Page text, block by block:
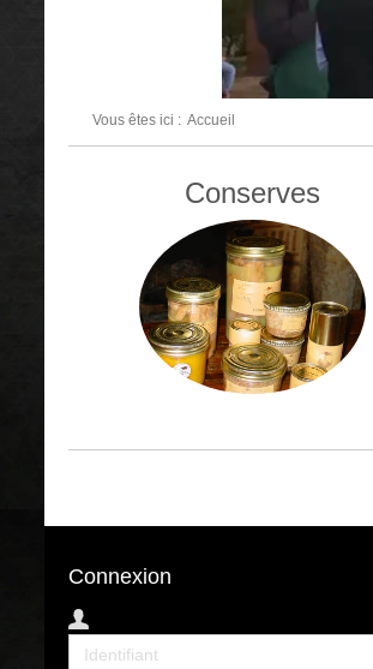
Vous êtes ici : Accueil
Conserves
Connexion
Identifiant